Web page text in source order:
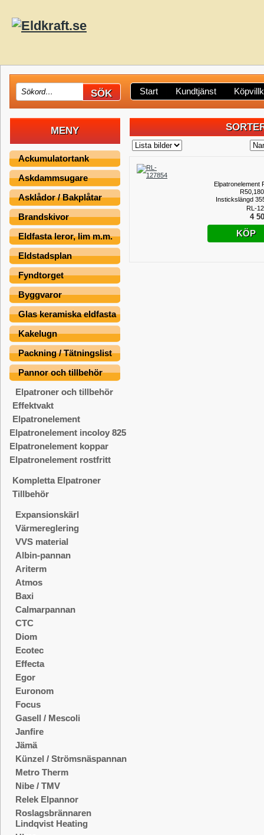
Start Kundtjänst
MENY
Ackumulatortank
Askdammsugare
Asklådor / Bakplåtar
Brandskivor
Eldfasta leror, lim m.m.
Eldstadsplan
Fyndtorget
Byggvaror
Glas keramiska eldfasta
Kakelugn
Packning / Tätningslist
Pannor och tillbehör
Elpatroner och tillbehör
Effektvakt
Elpatronelement
Elpatronelement incoloy 825
Elpatronelement koppar
Elpatronelement rostfritt
Kompletta Elpatroner
Tillbehör
Expansionskärl
Värmereglering
VVS material
Albin-pannan
Ariterm
Atmos
Baxi
Calmarpannan
CTC
Diom
Ecotec
Effecta
Egor
Euronom
Focus
Gasell / Mescoli
Janfire
Jämä
Künzel / Strömsnäspannan
Metro Therm
Nibe / TMV
Relek Elpannor
Roslagsbrännaren
Lindqvist Heating
Elpatronelement
Instickslängd
RL-
4
KÖP